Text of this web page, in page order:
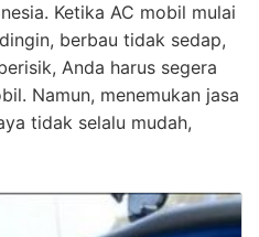
Ketika AC mobil mulai
berbau tidak sedap,
Anda harus segera
Namun, menemukan jasa
tidak selalu mudah,